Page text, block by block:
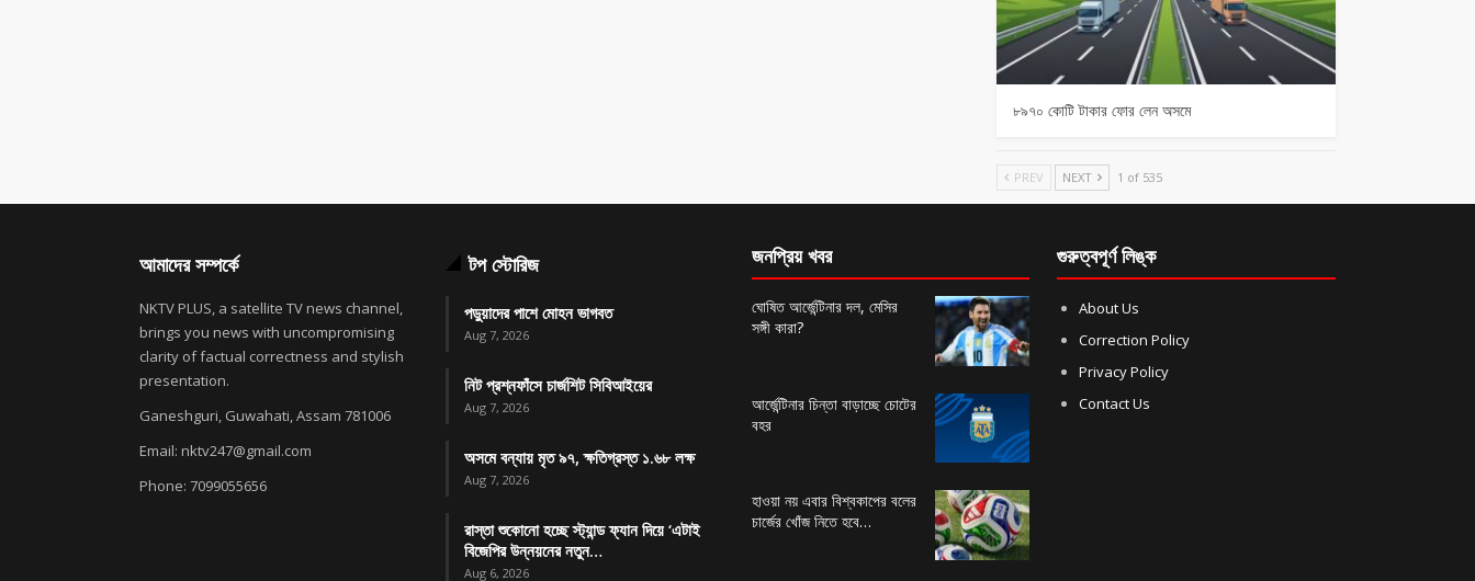
৮৯৭০ কোটি টাকার ফোর লেন অসমে
PREV NEXT 1 of 535
আমাদের সম্পর্কে
NKTV PLUS, a satellite TV news channel,
brings you news with uncompromising
clarity of factual correctness and stylish
presentation.
Ganeshguri, Guwahati, Assam 781006
Email: nktv247@gmail.com
Phone: 7099055656
টপ স্টোরিজ
পড়ুয়াদের পাশে মোহন ভাগবত
Aug 7, 2026
নিট প্রশ্নফাঁসে চার্জশিট সিবিআইয়ের
Aug 7, 2026
অসমে বন্যায় মৃত ৯৭, ক্ষতিগ্রস্ত ১.৬৮ লক্ষ
Aug 7, 2026
রাস্তা শুকোনো হচ্ছে স্ট্যান্ড ফ্যান দিয়ে ‘এটাই
বিজেপির উন্নয়নের নতুন…
Aug 6, 2026
জনপ্রিয় খবর
ঘোষিত আর্জেন্টিনার দল, মেসির
সঙ্গী কারা?
আর্জেন্টিনার চিন্তা বাড়াচ্ছে চোটের
বহর
হাওয়া নয় এবার বিশ্বকাপের বলের
চার্জের খোঁজ নিতে হবে…
গুরুত্বপূর্ণ লিঙ্ক
About Us
Correction Policy
Privacy Policy
Contact Us